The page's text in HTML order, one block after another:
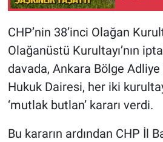
CHP’nin 38’inci Olağan
Olağanüstü Kurultayı’nın
davada, Ankara Bölge Adliye
Hukuk Dairesi, her iki
‘mutlak butlan’ kararı verdi.
Bu kararın ardından CHP İl